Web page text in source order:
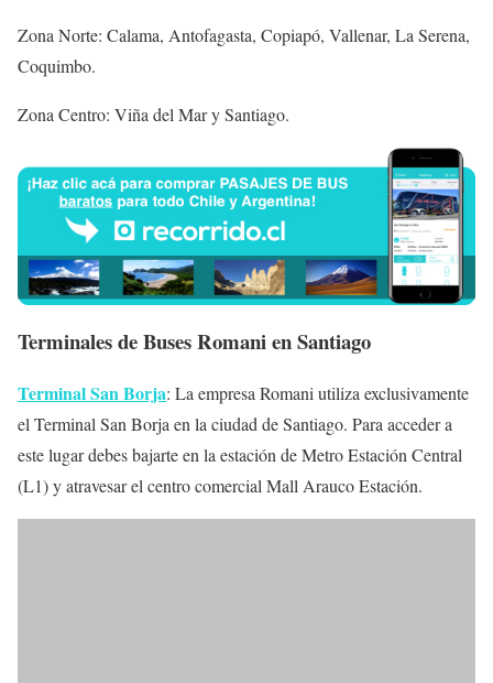
Zona Norte: Calama, Antofagasta, Copiapó, Vallenar, La Serena,
Coquimbo.
Zona Centro: Viña del Mar y Santiago.
Terminales de Buses Romani en Santiago
Terminal San Borja: La empresa Romani utiliza exclusivamente
el Terminal San Borja en la ciudad de Santiago. Para acceder a
este lugar debes bajarte en la estación de Metro Estación Central
(L1) y atravesar el centro comercial Mall Arauco Estación.